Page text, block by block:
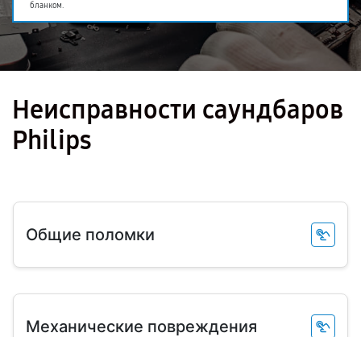
бланком.
Неисправности саундбаров
Philips
Общие поломки
Механические повреждения